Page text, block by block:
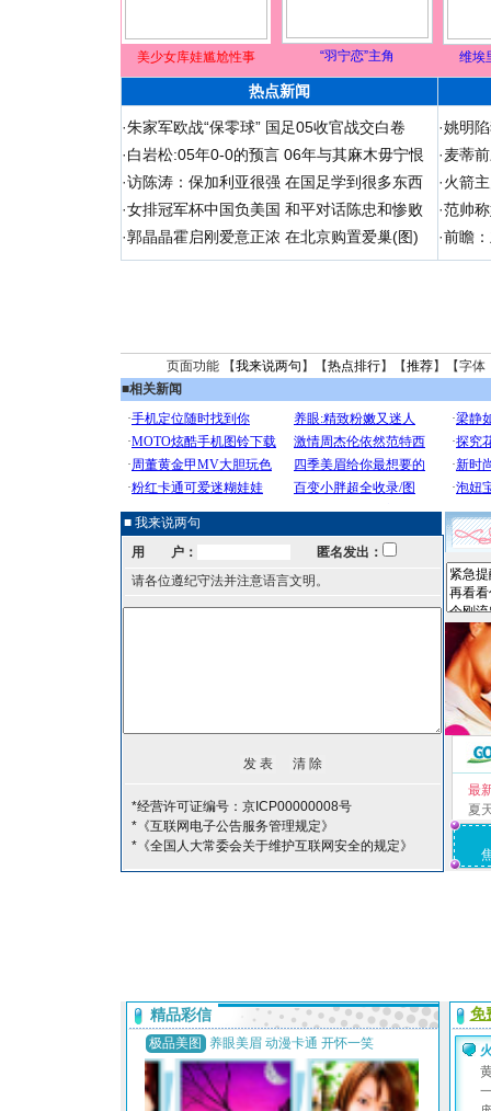
美少女库娃尴尬性事 “羽宁恋”主角 维埃
热点新闻
·朱家军欧战“保零球” 国足05收官战交白卷
·白岩松:05年0-0的预言 06年与其麻木毋宁恨
·访陈涛：保加利亚很强 在国足学到很多东西
·女排冠军杯中国负美国 和平对话陈忠和惨败
·郭晶晶霍启刚爱意正浓 在北京购置爱巢(图)
·姚明
·麦蒂
·火箭
·范帅
·前瞻
页面功能 【我来说两句 】【热点排行】【推荐】【字体
■相关新闻
■ 我来说两句
用 户：
匿名发出：
请各位遵纪守法并注意语言文明。
*经营许可证编号：京ICP00000008号
*《互联网电子公告服务管理规定》
*《全国人大常委会关于维护互联网安全的规定》
最
夏